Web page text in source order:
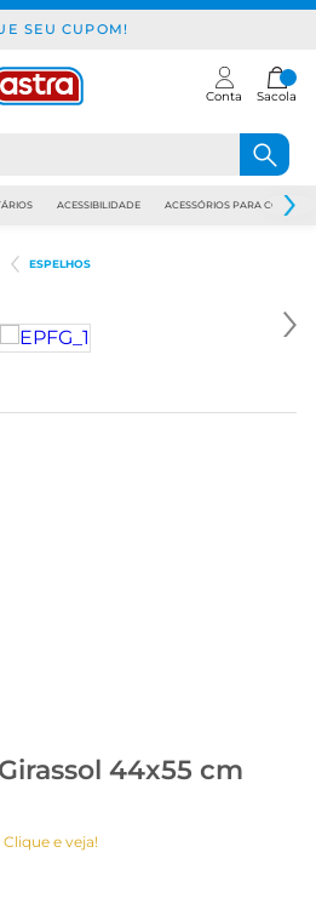
SEU CUPOM!
Conta Sacola
ACESSIBILIDADE ACESSÓRIOS PARA
ESPELHOS
44x55 cm
Clique e veja!